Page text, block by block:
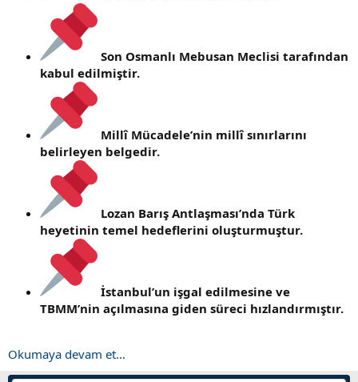
Son Osmanlı Mebusan Meclisi tarafından
kabul edilmiştir.
Millî Mücadele’nin millî sınırlarını
belirleyen belgedir.
Lozan Barış Antlaşması’nda Türk
heyetinin temel hedeflerini oluşturmuştur.
İstanbul’un işgal edilmesine ve
TBMM’nin açılmasına giden süreci hızlandırmıştır.
Okumaya devam et...